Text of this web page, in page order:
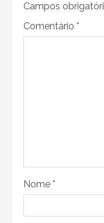
Campos
Comentário *
Nome *